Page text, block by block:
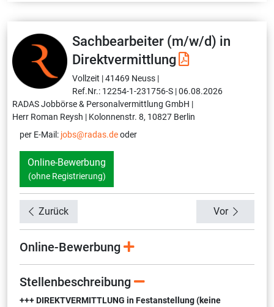
Sachbearbeiter (m/w/d) in
Direktvermittlung
Vollzeit |41469 Neuss |
Ref.Nr.: 12254-1-231756-S |06.08.2026
RADAS Jobbörse & Personalvermittlung GmbH |
Herr Roman Reysh | Kolonnenstr. 8, 10827 Berlin
per E-Mail: jobs@radas.deoder
Online-Bewerbung
(ohne Registrierung)
Zurück Vor
Online-Bewerbung
Stellenbeschreibung
+++ DIREKTVERMITTLUNG in Festanstellung (keine